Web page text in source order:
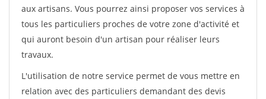
aux artisans. Vous pourrez ainsi proposer vos services à
tous les particuliers proches de votre zone d'activité et
qui auront besoin d'un artisan pour réaliser leurs
travaux.
L'utilisation de notre service permet de vous mettre en
relation avec des particuliers demandant des devis